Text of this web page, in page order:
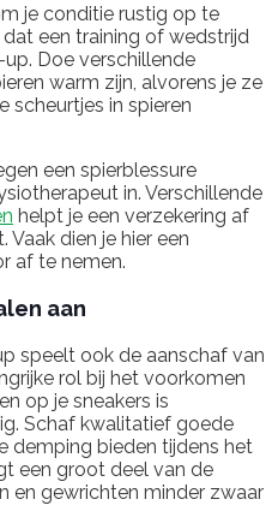
je conditie rustig op te
een training of wedstrijd
Doe verschillende
warm zijn, alvorens je ze
scheurtjes in spieren
een spierblessure
in. Verschillende
helpt je een verzekering af
dien je hier een
af te nemen.
aan
speelt ook de aanschaf van
rol bij het voorkomen
op je sneakers is
Schaf kwalitatief goede
demping bieden tijdens het
een groot deel van de
en gewrichten minder zwaar